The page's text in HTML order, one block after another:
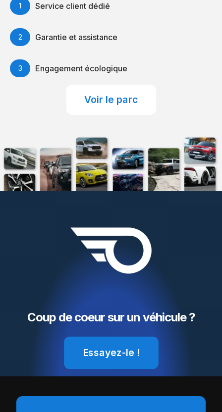
Service client dédié
Garantie et assistance
Engagement écologique
Voir le parc
Coup de coeur sur un véhicule ?
Essayez-le !